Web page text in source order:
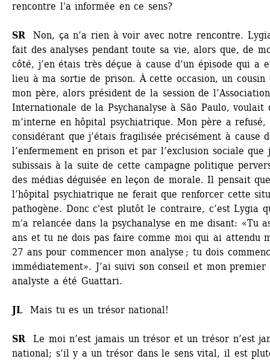
rencontre l'a informée en ce sens?
SR Non, ça n’a rien à voir avec notre rencontre.
fait des analyses pendant toute sa vie, alors que, de
côté, j’en étais très déçue à cause d’un épisode qui a
lieu à ma sortie de prison. À cette occasion, un cousin
mon père, alors président de la session de l’Association
Internationale de la Psychanalyse à São Paulo, voulait
m’interne en hôpital psychiatrique. Mon père a refusé,
considérant que j’étais fragilisée précisément à cause
l’enfermement en prison et par l’exclusion sociale que
subissais à la suite de cette campagne politique
des médias déguisée en leçon de morale. Il pensait
l’hôpital psychiatrique ne ferait que renforcer cette
pathogène. Donc c'est plutôt le contraire, c’est Lygia
m'a relancée dans la psychanalyse en me disant: «Tu
ans et tu ne dois pas faire comme moi qui ai attendu
27 ans pour commencer mon analyse ; tu dois
immédiatement». J’ai suivi son conseil et mon premier
analyste a été Guattari.
JL Mais tu es un trésor national!
SR
Le moi n’est jamais un trésor et un trésor n’est
national; s’il y a un trésor dans le sens vital, il est